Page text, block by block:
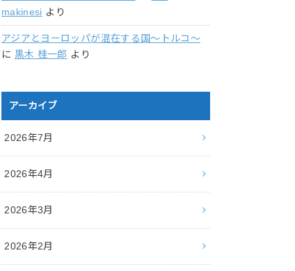
makinesi より
アジアとヨーロッパが混在する国〜トルコ〜
に 黒木 桂一郎 より
アーカイブ
2026年7月
2026年4月
2026年3月
2026年2月